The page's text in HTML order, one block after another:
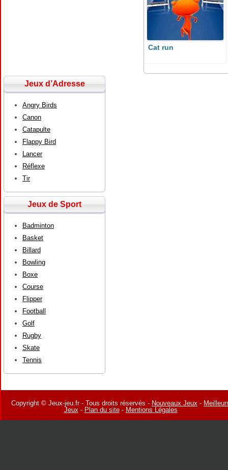
Cat run
Jeux d’Adresse
Angry Birds
Canon
Catapulte
Flappy Bird
Lancer
Réflexe
Tir
Jeux de Sport
Badminton
Basket
Billard
Bowling
Boxe
Course
Flipper
Football
Golf
Rugby
Skate
Tennis
Copyright © Jeux-jeu.fr - Tous droits réservés - Nouveaux Jeux -
Jeux- Plan du site- Mentions Légales